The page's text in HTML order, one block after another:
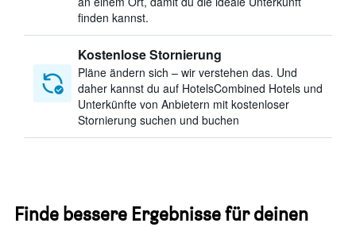
finden kannst.
Kostenlose Stornierung
Pläne ändern sich – wir verstehen das. Und
daher kannst du auf HotelsCombined Hotels und
Unterkünfte von Anbietern mit kostenloser
Stornierung suchen und buchen
Finde bessere Ergebnisse für deinen